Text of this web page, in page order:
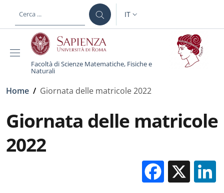
al contenuto principale
SELETTORE LINGUA:
IT
Facoltà di Scienze Matematiche, Fisiche e
Naturali
Briciole di pane
Home / Giornata delle matricole 2022
Giornata delle matricole
2022
X